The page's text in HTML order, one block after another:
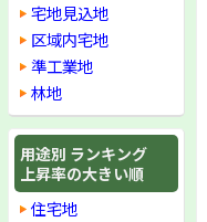
宅地見込地
区域内宅地
準工業地
林地
用途別 ランキング
上昇率の大きい順
住宅地